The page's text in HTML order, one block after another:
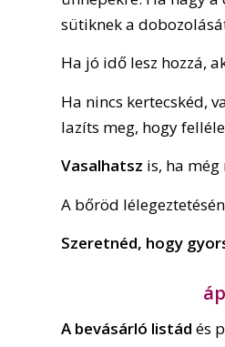
sütiknek a
Ha jó idő lesz hozzá,
Ha nincs kertecskéd,
lazíts meg, hogy
Vasalhatsz is, ha
A bőröd
Szeretnéd, hogy
A bevásárló listád és